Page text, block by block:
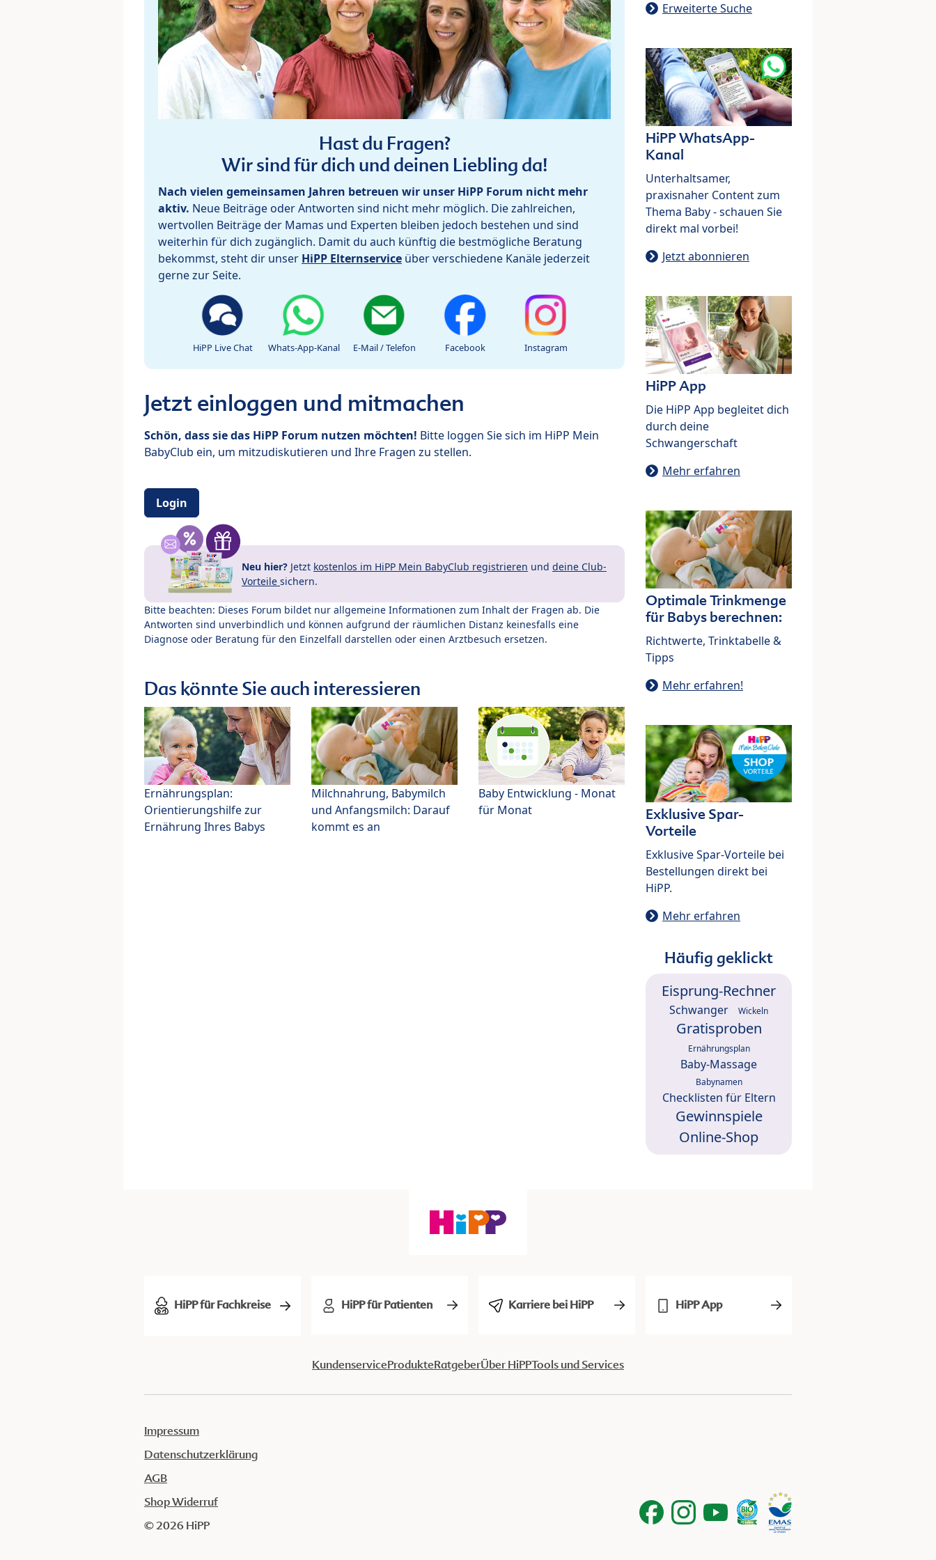
Hast du Fragen?
Wir sind für dich und deinen Liebling da!
Nach vielen gemeinsamen Jahren betreuen wir unser HiPP Forum nicht mehr
aktiv. Neue Beiträge oder Antworten sind nicht mehr möglich. Die zahlreichen,
wertvollen Beiträge der Mamas und Experten bleiben jedoch bestehen und sind
weiterhin für dich zugänglich. Damit du auch künftig die bestmögliche Beratung
bekommst, steht dir unser HiPP Elternservice über verschiedene Kanäle jederzeit
gerne zur Seite.
HiPP Live Chat Whats-App-Kanal E-Mail / Telefon Facebook Instagram
Jetzt einloggen und mitmachen
Schön, dass sie das HiPP Forum nutzen möchten! Bitte loggen Sie sich im HiPP Mein
BabyClub ein, um mitzudiskutieren und Ihre Fragen zu stellen.
Login
Neu hier? Jetzt kostenlos im HiPP Mein BabyClub registrieren und deine Club-
Vorteile sichern.
Bitte beachten: Dieses Forum bildet nur allgemeine Informationen zum Inhalt der Fragen ab. Die
Antworten sind unverbindlich und können aufgrund der räumlichen Distanz keinesfalls eine
Diagnose oder Beratung für den Einzelfall darstellen oder einen Arztbesuch ersetzen.
Das könnte Sie auch interessieren
Ernährungsplan:
Orientierungshilfe zur
Ernährung Ihres Babys
Milchnahrung, Babymilch
und Anfangsmilch: Darauf
kommt es an
Baby Entwicklung - Monat
für Monat
Erweiterte Suche
HiPP WhatsApp-
Kanal
Unterhaltsamer,
praxisnaher Content zum
Thema Baby - schauen Sie
direkt mal vorbei!
Jetzt abonnieren
HiPP App
Die HiPP App begleitet dich
durch deine
Schwangerschaft
Mehr erfahren
Optimale Trinkmenge
für Babys berechnen:
Richtwerte, Trinktabelle &
Tipps
Mehr erfahren!
Exklusive Spar-
Vorteile
Exklusive Spar-Vorteile bei
Bestellungen direkt bei
HiPP.
Mehr erfahren
Häufig geklickt
Eisprung-Rechner
Schwanger Wickeln
Gratisproben
Ernährungsplan
Baby-Massage
Babynamen
Checklisten für Eltern
Gewinnspiele
Online-Shop
HiPP für Fachkreise HiPP für Patienten Karriere bei HiPP HiPP App
KundenserviceProdukteRatgeberÜber HiPPTools und Services
Impressum
Datenschutzerklärung
AGB
Shop Widerruf
© 2026 HiPP